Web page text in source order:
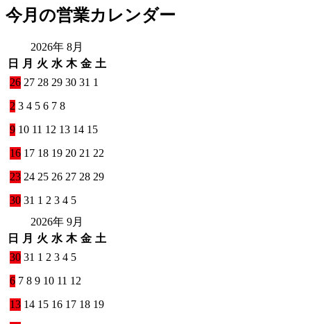
今月の営業カレンダー
2026年 8月
日
月 火 水 木 金 土
26 27 28 29 30 31 1
2 3 4 5 6 7 8
9 10 11 12 13 14 15
16 17 18 19 20 21 22
23 24 25 26 27 28 29
30 31 1 2 3 4 5
2026年 9月
日
月 火 水 木 金 土
30 31 1 2 3 4 5
6 7 8 9 10 11 12
13 14 15 16 17 18 19